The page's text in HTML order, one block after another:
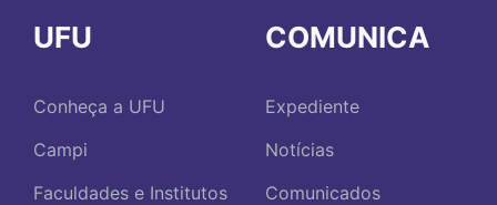
UFU
Conheça a UFU
Campi
Faculdades e Institutos
COMUNICA
Expediente
Notícias
Comunicados